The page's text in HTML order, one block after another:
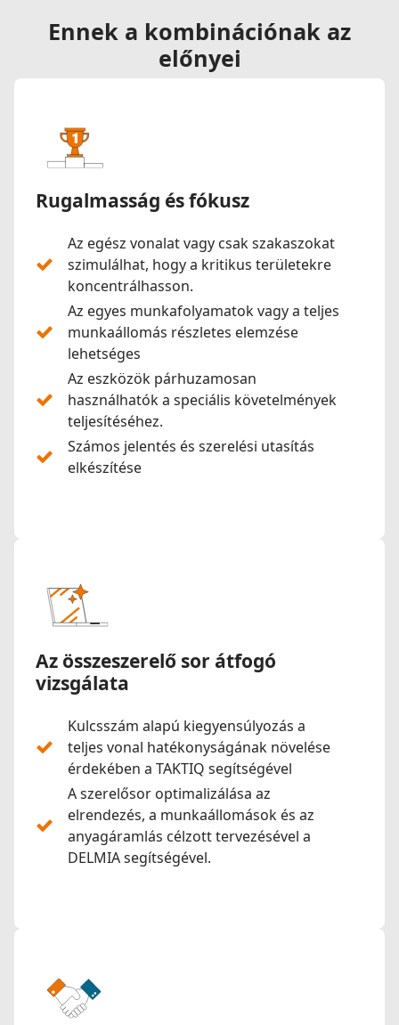
Ennek a kombinációnak az
előnyei
Rugalmasság és fókusz
Az egész vonalat vagy csak szakaszokat
szimulálhat, hogy a kritikus területekre
koncentrálhasson.
Az egyes munkafolyamatok vagy a teljes
munkaállomás részletes elemzése
lehetséges
Az eszközök párhuzamosan
használhatók a speciális követelmények
teljesítéséhez.
Számos jelentés és szerelési utasítás
elkészítése
Az összeszerelő sor átfogó
vizsgálata
Kulcsszám alapú kiegyensúlyozás a
teljes vonal hatékonyságának növelése
érdekében a TAKTIQ segítségével
A szerelősor optimalizálása az
elrendezés, a munkaállomások és az
anyagáramlás célzott tervezésével a
DELMIA segítségével.